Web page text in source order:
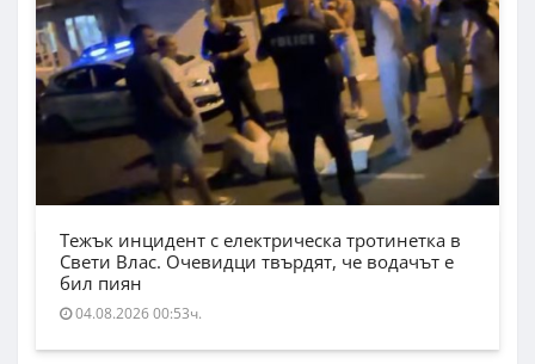
Тежък инцидент с електрическа тротинетка в
Свети Влас. Очевидци твърдят, че водачът е
бил пиян
04.08.2026 00:53ч.